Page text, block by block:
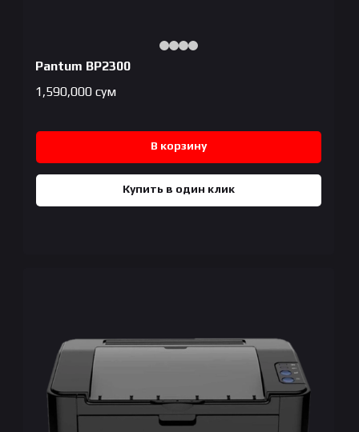
Pantum BP2300
1,590,000 сум
В корзину
Купить в один клик